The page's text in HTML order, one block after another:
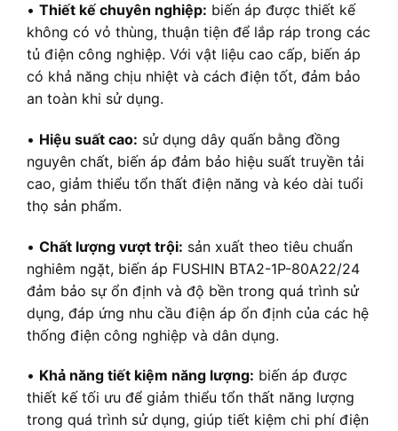
• Thiết kế chuyên nghiệp: biến áp được thiết kế
không có vỏ thùng, thuận tiện để lắp ráp trong các
tủ điện công nghiệp. Với vật liệu cao cấp, biến áp
có khả năng chịu nhiệt và cách điện tốt, đảm bảo
an toàn khi sử dụng.
• Hiệu suất cao: sử dụng dây quấn bằng đồng
nguyên chất, biến áp đảm bảo hiệu suất truyền tải
cao, giảm thiểu tổn thất điện năng và kéo dài tuổi
thọ sản phẩm.
• Chất lượng vượt trội: sản xuất theo tiêu chuẩn
nghiêm ngặt, biến áp FUSHIN BTA2-1P-80A22/24
đảm bảo sự ổn định và độ bền trong quá trình sử
dụng, đáp ứng nhu cầu điện áp ổn định của các hệ
thống điện công nghiệp và dân dụng.
• Khả năng tiết kiệm năng lượng: biến áp được
thiết kế tối ưu để giảm thiểu tổn thất năng lượng
trong quá trình sử dụng, giúp tiết kiệm chi phí điện